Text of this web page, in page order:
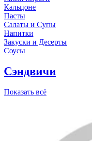
Кальцоне
Пасты
Салаты и Супы
Напитки
Закуски и Десерты
Соусы
Сэндвичи
Показать всё